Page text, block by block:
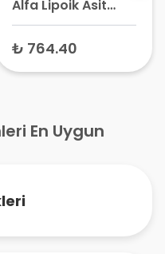
Takviye Edici Gıda
30 Kapsül
₺ 732.15
En Uygun